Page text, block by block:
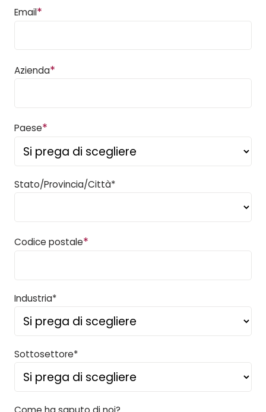
Email*
Azienda*
Paese*
Stato/Provincia/Città*
Codice postale*
Industria*
Sottosettore*